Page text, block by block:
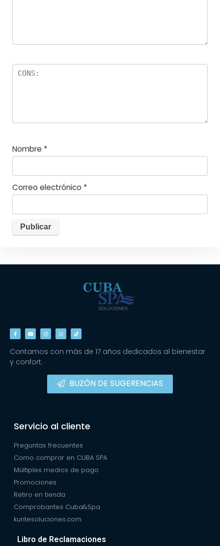
Nombre *
Correo electrónico *
Contamos con más de 17 años dedicados al bienestar
y confort.
BUZÓN DE SUGERENCIAS
Servicio al cliente
Preguntas frecuentes
Como comprar en CUBA SPA
Múltiples medios de pago
Promociones
Retiro en tienda
Comprobantes Cuba&Spa
kuntesoluciones.com
Libro de Reclamaciones